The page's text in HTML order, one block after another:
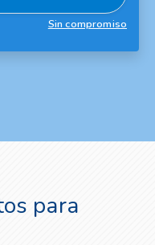
Sin compromiso
para